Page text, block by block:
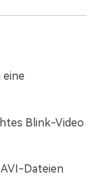
Blink-Video
Dateien